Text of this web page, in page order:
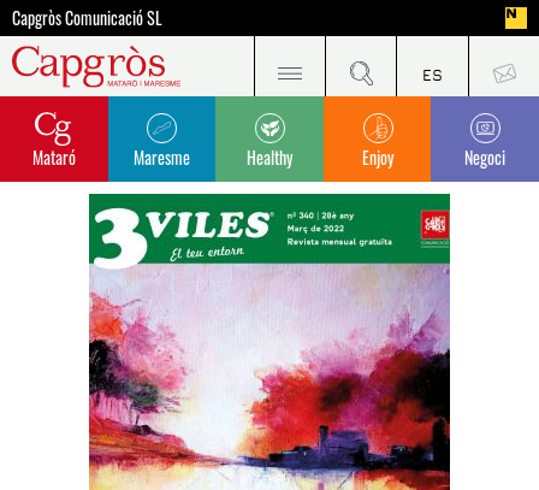
Capgròs Comunicació SL
Mataró Maresme Healthy Enjoy Negoci